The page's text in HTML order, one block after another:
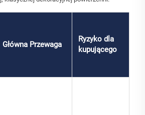
Główna Przewaga
Ryzyko dla
kupującego